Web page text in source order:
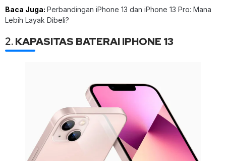
Baca Juga: Perbandingan iPhone 13 dan iPhone 13 Pro: Mana
Lebih Layak Dibeli?
2.KAPASITAS BATERAI IPHONE 13